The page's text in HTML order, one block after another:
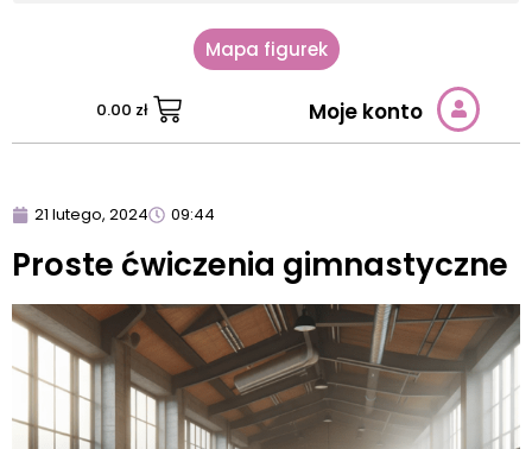
Mapa figurek
0.00 zł Moje konto
21 lutego, 2024 09:44
Proste ćwiczenia gimnastyczne